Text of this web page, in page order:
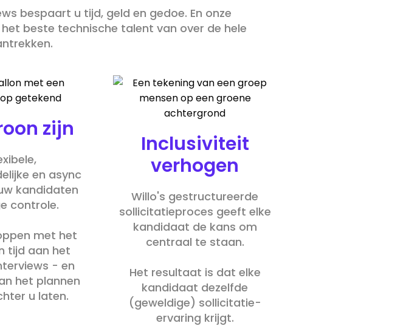
bespaart u tijd, geld en gedoe. En onze
beste technische talent van over de hele
zijn
en async
kandidaten
controle.
met het
tijd aan het
- en
het plannen
u laten.
Inclusiviteit
verhogen
Willo's gestructureerde
sollicitatieproces geeft elke
kandidaat de kans om
centraal te staan.
Het resultaat is dat elke
kandidaat dezelfde
(geweldige) sollicitatie-
ervaring krijgt.